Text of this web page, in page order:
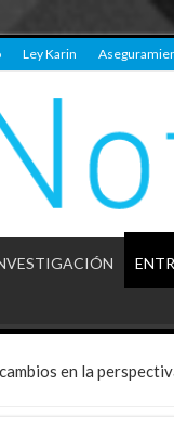
Ley Karin
en la